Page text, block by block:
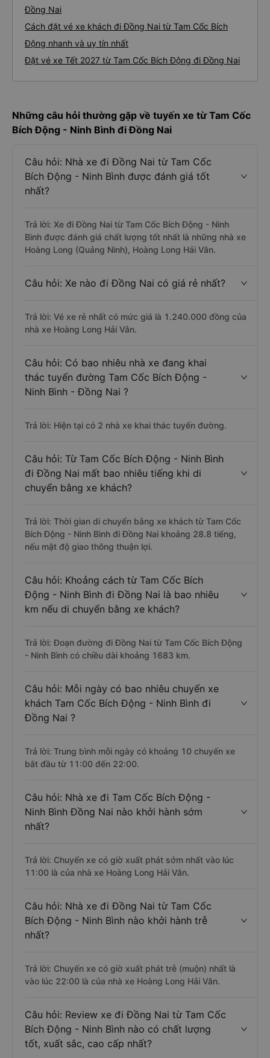
Đồng Nai
Cách đặt vé xe khách đi Đồng Nai từ Tam Cốc Bích
Động nhanh và uy tín nhất
Đặt vé xe Tết 2027 từ Tam Cốc Bích Động đi Đồng Nai
Những câu hỏi thường gặp về tuyến xe từ Tam Cốc
Bích Động - Ninh Bình đi Đồng Nai
Câu hỏi: Nhà xe đi Đồng Nai từ Tam Cốc
Bích Động - Ninh Bình được đánh giá tốt
nhất?
Trả lời: Xe đi Đồng Nai từ Tam Cốc Bích Động - Ninh
Bình được đánh giá chất lượng tốt nhất là những nhà xe
Hoàng Long (Quảng Ninh), Hoàng Long Hải Vân.
Câu hỏi: Xe nào đi Đồng Nai có giá rẻ nhất?
Trả lời: Vé xe rẻ nhất có mức giá là 1.240.000 đồng của
nhà xe Hoàng Long Hải Vân.
Câu hỏi: Có bao nhiêu nhà xe đang khai
thác tuyến đường Tam Cốc Bích Động -
Ninh Bình - Đồng Nai ?
Trả lời: Hiện tại có 2 nhà xe khai thác tuyến đường.
Câu hỏi: Từ Tam Cốc Bích Động - Ninh Bình
đi Đồng Nai mất bao nhiêu tiếng khi di
chuyển bằng xe khách?
Trả lời: Thời gian di chuyển bằng xe khách từ Tam Cốc
Bích Động - Ninh Bình đi Đồng Nai khoảng 28.8 tiếng,
nếu mật độ giao thông thuận lợi.
Câu hỏi: Khoảng cách từ Tam Cốc Bích
Động - Ninh Bình đi Đồng Nai là bao nhiêu
km nếu di chuyển bằng xe khách?
Trả lời: Đoạn đường đi Đồng Nai từ Tam Cốc Bích Động
- Ninh Bình có chiều dài khoảng 1683 km.
Câu hỏi: Mỗi ngày có bao nhiêu chuyến xe
khách Tam Cốc Bích Động - Ninh Bình đi
Đồng Nai ?
Trả lời: Trung bình mỗi ngày có khoảng 10 chuyến xe
bắt đầu từ 11:00 đến 22:00.
Câu hỏi: Nhà xe đi Tam Cốc Bích Động -
Ninh Bình Đồng Nai nào khởi hành sớm
nhất?
Trả lời: Chuyến xe có giờ xuất phát sớm nhất vào lúc
11:00 là của nhà xe Hoàng Long Hải Vân.
Câu hỏi: Nhà xe đi Đồng Nai từ Tam Cốc
Bích Động - Ninh Bình nào khởi hành trễ
nhất?
Trả lời: Chuyến xe có giờ xuất phát trễ (muộn) nhất là
vào lúc 22:00 là của nhà xe Hoàng Long Hải Vân.
Câu hỏi: Review xe đi Đồng Nai từ Tam Cốc
Bích Động - Ninh Bình nào có chất lượng
tốt, xuất sắc, cao cấp nhất?